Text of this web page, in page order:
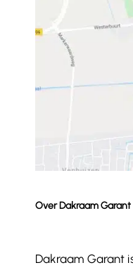
Over Dakraam Garant
Dakraam Garant